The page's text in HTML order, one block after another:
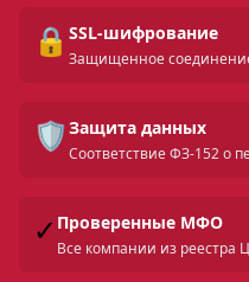
🔒 SSL-шифрование
Защищенное
🛡️ Защита данных
Соответствие ФЗ-152 о
✓ Проверенные МФО
Все компании из реестра